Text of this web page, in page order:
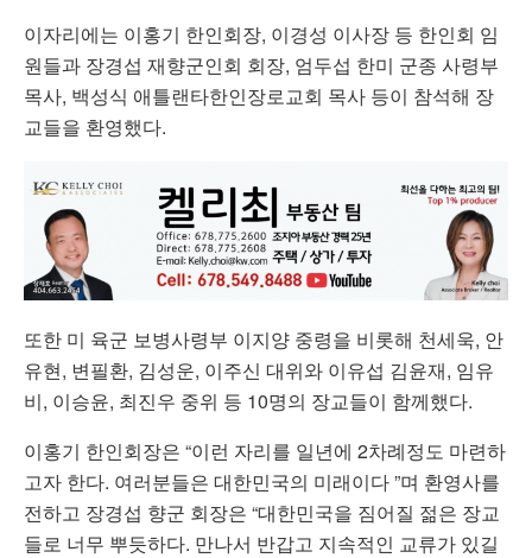
이자리에는 이홍기 한인회장, 이경성 이사장 등 한인회 임
원들과 장경섭 재향군인회 회장, 엄두섭 한미 군종 사령부
목사, 백성식 애틀랜타한인장로교회 목사 등이 참석해 장
교들을 환영했다.
또한 미 육군 보병사령부 이지양 중령을 비롯해 천세욱, 안
유현, 변필환, 김성운, 이주신 대위와 이유섭 김윤재, 임유
비, 이승윤, 최진우 중위 등 10명의 장교들이 함께했다.
이홍기 한인회장은 “이런 자리를 일년에 2차례정도 마련하
고자 한다. 여러분들은 대한민국의 미래이다 ”며 환영사를
전하고 장경섭 향군 회장은 “대한민국을 짐어질 젊은 장교
들로 너무 뿌듯하다. 만나서 반갑고 지속적인 교류가 있길